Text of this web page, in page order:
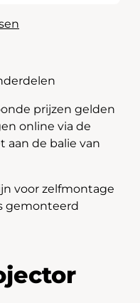
prijzen gelden
online via de
aan de balie van
voor zelfmontage
gemonteerd